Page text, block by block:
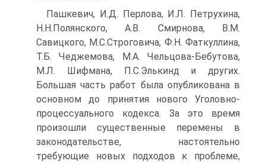
Пашкевич, И.Д. Перлова, И.Л. Петрухина,
Н.Н.Полянского, А.В. Смирнова, В.М.
Савицкого, М.С.Строговича, Ф.Н. Фаткуллина,
Т.Б. Чеджемова, М.А. Чельцова-Бебутова,
М.Л. Шифмана, П.С.Элькинд и других.
Большая часть работ была опубликована в
основном до принятия нового Уголовно-
процессуального кодекса. За это время
произошли существенные перемены в
законодательстве, настоятельно
требующие новых подходов к проблеме,